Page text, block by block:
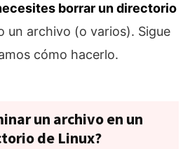
borrar un directorio
un archivo (o varios). Sigue
cómo hacerlo.
un archivo en un
de Linux?